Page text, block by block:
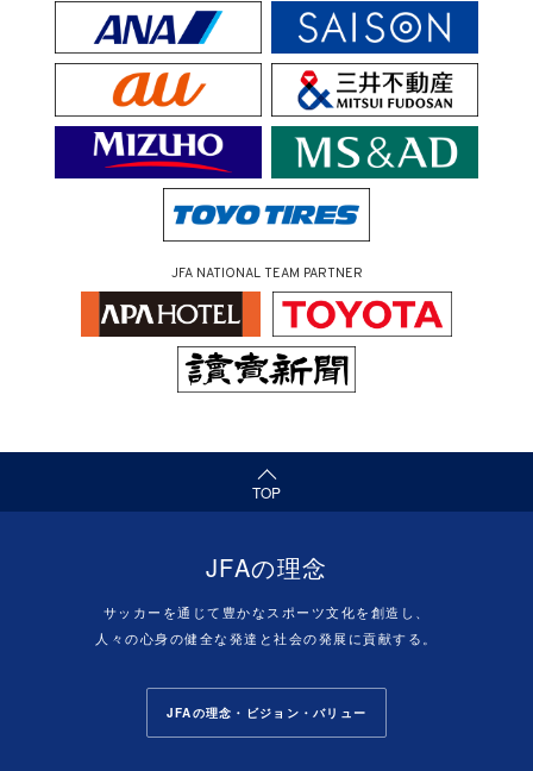
JFA NATIONAL TEAM PARTNER
TOP
（ページの先頭へ）
JFAの理念
サッカーを通じて豊かなスポーツ文化を創造し、
人々の心身の健全な発達と社会の発展に貢献する。
JFAの理念・ビジョン・バリュー